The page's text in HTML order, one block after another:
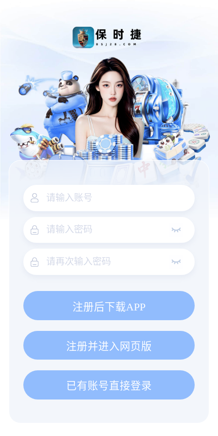
注册后下载APP
注册并进入网页版
已有账号直接登录